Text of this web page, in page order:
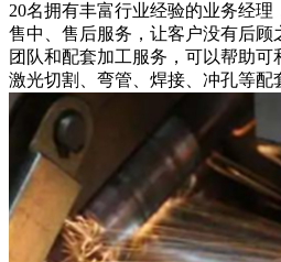
20名拥有丰富行业经验的业务经理
售中、售后服务，让客户没有后顾
团队和配套加工服务，可以帮助可
激光切割、弯管、焊接、冲孔等配